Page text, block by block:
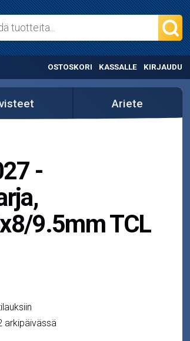
OSTOSKORI KASSALLE KIRJAUDU
Ariete
-
9.5mm TCL